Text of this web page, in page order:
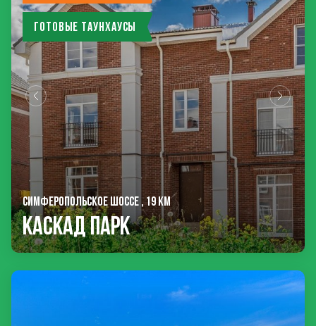
Готовые таунхаусы
СИМФЕРОПОЛЬСКОЕ ШОССЕ , 19 КМ
Каскад Парк